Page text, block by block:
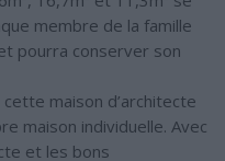
membre de la famille
pourra conserver son
maison d’architecte
maison individuelle. Avec
et les bons